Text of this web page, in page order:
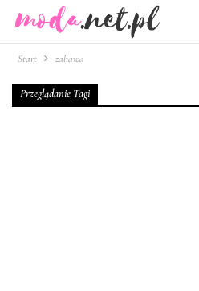
Start zabawa
Przeglądanie Tagi